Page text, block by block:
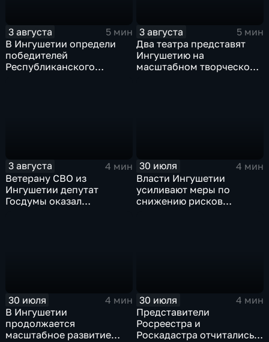
3 августа
5 мин
В Ингушетии определи
победителей
Республиканского
3 августа
5 мин
Два театра представят
Ингушетию на
масштабном творческом
3 августа
4 мин
Ветерану СВО из
Ингушетии депутат
Госдумы оказал
30 июля
4 мин
Власти Ингушетии
усиливают меры по
снижению рисков
30 июля
4 мин
В Ингушетии
продолжается
масштабное развитие
30 июля
4 мин
Представители
Росреестра и
Роскадастра отчитались